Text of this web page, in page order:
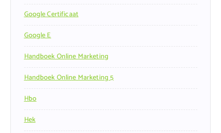
Google Certificaat
Google E
Handboek Online Marketing
Handboek Online Marketing 5
Hbo
Hek